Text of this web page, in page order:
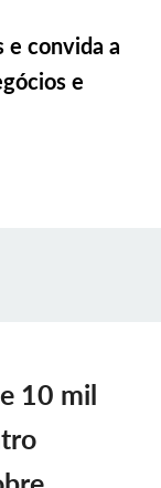
e convida a
e
10 mil